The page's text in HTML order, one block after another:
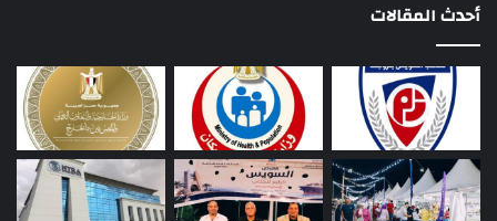
أحدث المقالات